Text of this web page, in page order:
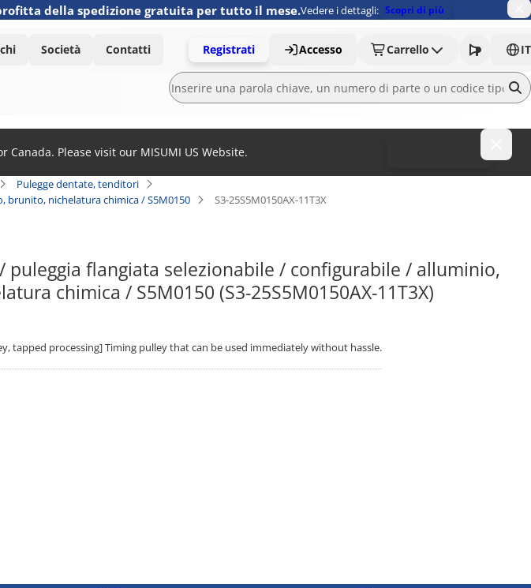
della spedizione gratuita per tutto il mese.Vedere i dettagli: Scopri di più
Società Contatti Registrati Accesso Carrello IT
Canada. Please visit our MISUMI US Website.
Pulegge dentate, tenditori
brunito, nichelatura chimica / S5M0150
S3-25S5M0150AX-11T3X
puleggia flangiata selezionabile / configurabile / alluminio,
chimica / S5M0150 (S3-25S5M0150AX-11T3X)
tapped processing] Timing pulley that can be used immediately without hassle.